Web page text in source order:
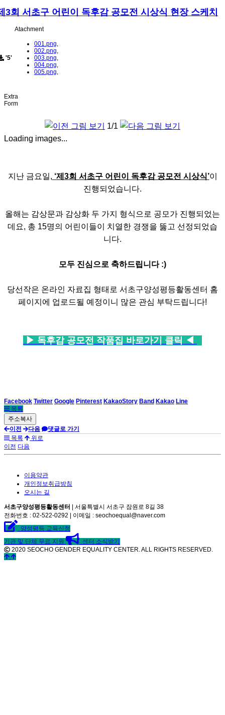
3회 서초구 어린이 독후감 공모전 시상식 현장 스케치
Atachment
'5'
001.png,
002.png,
003.png,
004.png,
005.png,
Extra
Form
1/1
Loading images...
지난 금요일, ‘제 3회 서초구 어린이 독후감 공모전 시상식’이
진행되었습니다.
올해는 감상문과 감상화 두 가지 형식으로 공모가 진행되었는
데요, 총 15명의 어린이들이 치열한 경쟁을 뚫고 선정되었습
니다.
모두 진심으로 축하드립니다 :)
당선작은 온라인 자료집 형태로 서초구양성평등활동센터 홈
페이지에 업로드될 예정이니 많은 관심 부탁드립니다!
▶ 독후감 공모전 작품집 바로가기 클릭 ◀
Facebook Twitter Google Pinterest KakaoStory Band Kakao Line
목록
이전 다음
댓글로 가기
목록
위로
이전 다음
이용약관
개인정보취급방침
오시는 길
서초구양성평등활동센터
| 서울특별시 서초구 잠원로 8길 38
전화번호 : 02-522-0292 | 이메일 : seochoequal@naver.com
양성평등 교육신청
기관 및 단체 무료 지원
센터 소식받기
2020 SEOCHO GENDER EQUALITY CENTER. ALL RIGHTS RESERVED.
©